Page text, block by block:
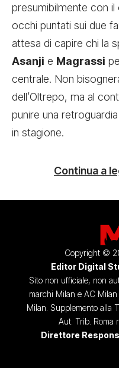
presumibilmente con
occhi puntati sui due
attesa di capire chi la
Asanji e Magrassi
centrale. Non
dell’Oltrepo, ma al
punire una
in stagione.
Continua a
Copyright ©
Editor Digital
Sito non ufficiale, non
marchi Milan e AC
Milan. Supplemento alla
Aut. Trib. Roma
Direttore